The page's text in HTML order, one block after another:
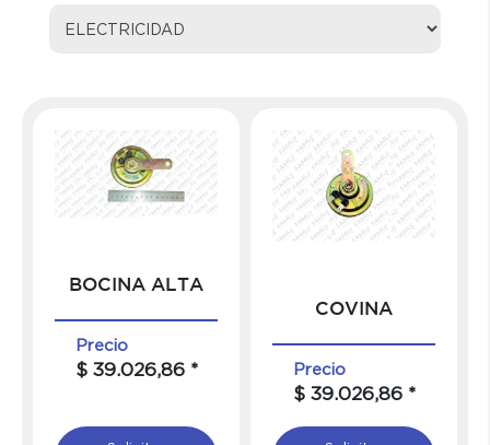
BOCINA ALTA
Precio
$ 39.026,86 *
COVINA
Precio
$ 39.026,86 *